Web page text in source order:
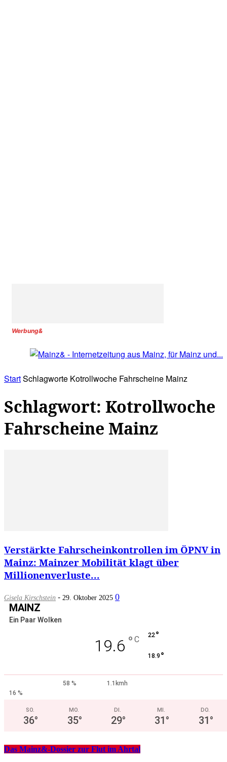
Werbung&
StartSchlagworte Kotrollwoche Fahrscheine Mainz
Schlagwort: Kotrollwoche
Fahrscheine Mainz
Verstärkte Fahrscheinkontrollen im ÖPNV in
Mainz: Mainzer Mobilität klagt über
Millionenverluste...
Gisela Kirschstein - 29. Oktober 2025 0
MAINZ
Ein Paar Wolken
19.6 ° C 22°
18.9 °
58 %
1.1kmh
16 %
SO.
36°
MO.
35°
DI.
29°
MI.
31°
DO.
31°
Das Mainz&-Dossier zur Flut im Ahrtal